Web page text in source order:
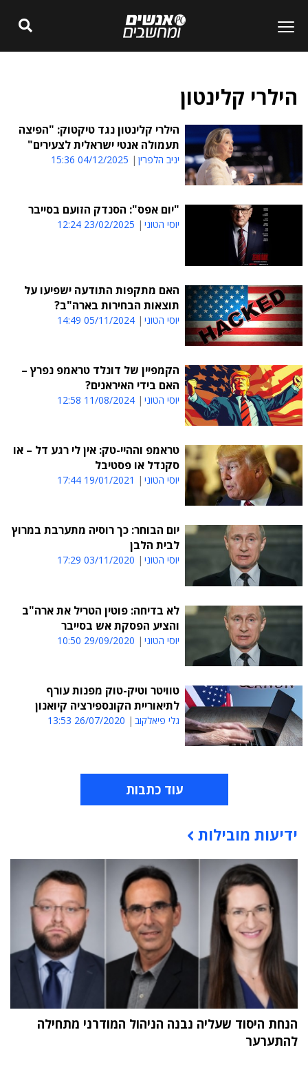
הילרי קלינטון
הילרי קלינטון נגד טיקטוק: "הפיצה
תעמולה אנטי ישראלית לצעירים"
יניב הלפרין 04/12/2025 15:36
"יום אפס": הסנדק הזועם בסייבר
יוסי הטוני 23/02/2025 12:24
האם מתקפות התודעה ישפיעו על
תוצאות הבחירות בארה"ב?
יוסי הטוני 05/11/2024 14:49
הקמפיין של דונלד טראמפ נפרץ –
האם בידי האיראנים?
יוסי הטוני 11/08/2024 12:58
טראמפ וההיי-טק: אין לי רגע דל – או
סקנדל או פסטיבל
יוסי הטוני 19/01/2021 17:44
יום הבוחר: כך רוסיה מתערבת במרוץ
לבית הלבן
יוסי הטוני 03/11/2020 17:29
לא בדיחה: פוטין הטריל את ארה"ב
והציע הפסקת אש בסייבר
יוסי הטוני 29/09/2020 10:50
טוויטר וטיק-טוק מפנות עורף
לתיאוריית הקונספירציה קיואנון
גלי פיאלקוב 26/07/2020 13:53
עוד כתבות
תוכן פרסומי
ידיעות מובילות
הנחת היסוד שעליה נבנה הניהול המודרני מתחילה
להתערער